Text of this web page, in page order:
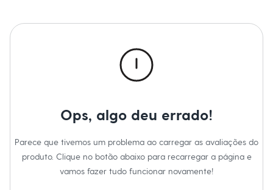
Saídas de praia
Personagens
Shorts e Saias
Em alta
Dia dos Pais
Ops, algo deu errado!
Parece que tivemos um problema ao carregar as avaliações do
produto. Clique no botão abaixo para recarregar a página e
vamos fazer tudo funcionar novamente!